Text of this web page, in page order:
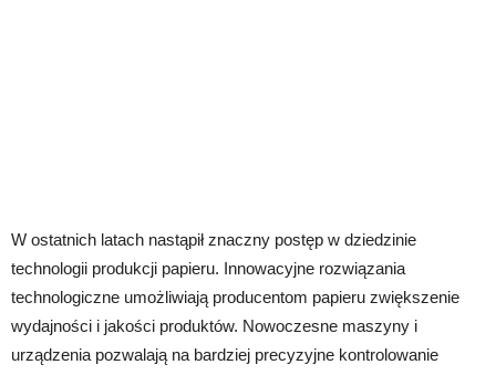
W ostatnich latach nastąpił znaczny postęp w dziedzinie
technologii produkcji papieru. Innowacyjne rozwiązania
technologiczne umożliwiają producentom papieru zwiększenie
wydajności i jakości produktów. Nowoczesne maszyny i
urządzenia pozwalają na bardziej precyzyjne kontrolowanie